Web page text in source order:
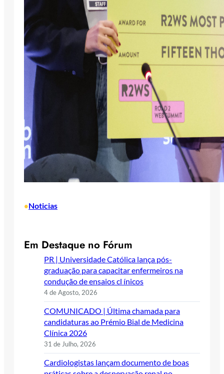
•Noticias
Em Destaque no Fórum
PR | Universidade Católica lança pós-
graduação para capacitar enfermeiros na
condução de ensaios cl ínicos
4 de Agosto, 2026
COMUNICADO | Última chamada para
candidaturas ao Prémio Bial de Medicina
Clínica 2026
31 de Julho, 2026
Cardiologistas lançam documento de boas